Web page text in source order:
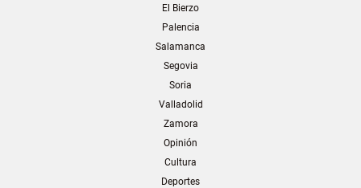
El Bierzo
Palencia
Salamanca
Segovia
Soria
Valladolid
Zamora
Opinión
Cultura
Deportes